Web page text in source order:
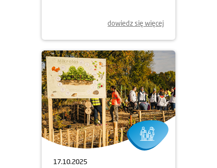
dowiedz się więcej
17.10.2025